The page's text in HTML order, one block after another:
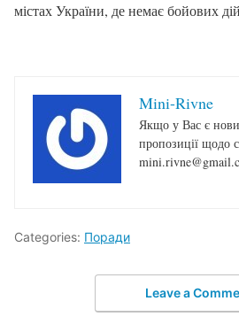
містах України, де немає бойових
Mini-Rivne
Якщо у Вас є
пропозиції щодо
Categories: Поради
Leave a